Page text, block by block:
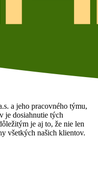
a jeho pracovného týmu,
je dosiahnutie tých
je aj to, že nie len
všetkých našich klientov.